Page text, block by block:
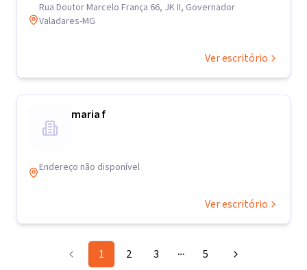
Rua Doutor Marcelo França 66, JK II, Governador
Valadares-MG
Ver escritório
maria f
Endereço não disponível
Ver escritório
1 2 3 More pages
5